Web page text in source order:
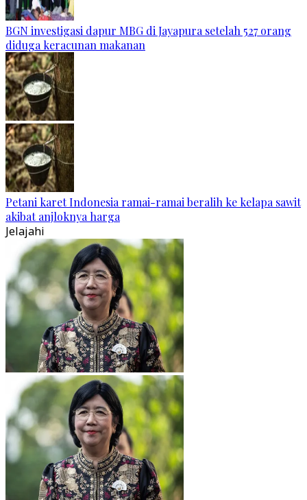
BGN investigasi dapur MBG di Jayapura setelah 527 orang
diduga keracunan makanan
Petani karet Indonesia ramai-ramai beralih ke kelapa sawit
akibat anjloknya harga
Jelajahi